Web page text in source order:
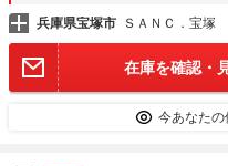
兵庫県宝塚市 ＳＡＮＣ．宝塚
在庫を確認・
今あなたの